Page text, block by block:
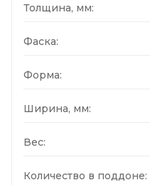
Толщина, мм:
Фаска:
Форма:
Ширина, мм:
Вес:
Количество в поддоне: